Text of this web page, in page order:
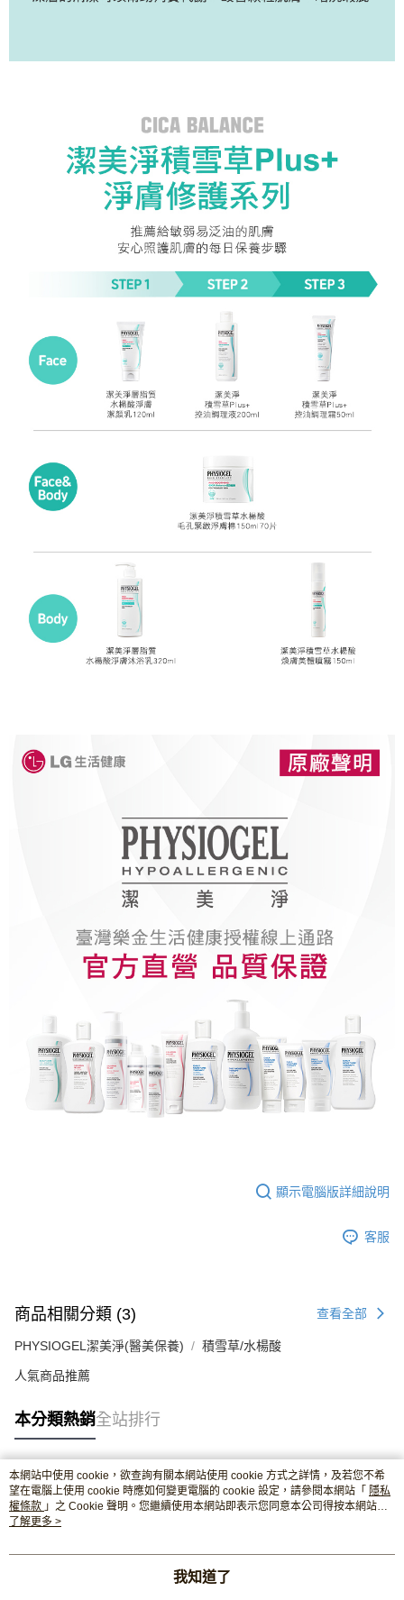
顯示電腦版詳細說明
客服
商品相關分類 (3) 查看全部
PHYSIOGEL潔美淨(醫美保養) 積雪草/水楊酸
人氣商品推薦
本分類熱銷全站排行
熱門標籤
本網站中使用 cookie，欲查詢有關本網站使用 cookie 方式之詳情，及若您不希
望在電腦上使用 cookie 時應如何變更電腦的 cookie 設定，請參閱本網站「 隱私
權條款 」之 Cookie 聲明。您繼續使用本網站即表示您同意本公司得按本網站使
用條款之 Cookie 聲明使用 cookie。
了解更多 >
我知道了